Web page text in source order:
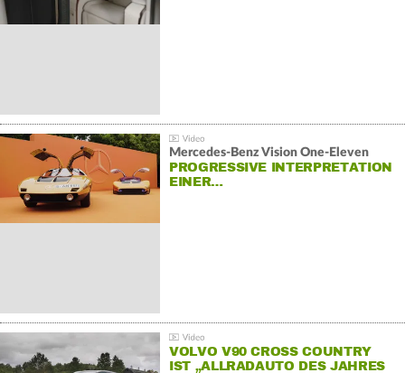
Mercedes-Benz Vision One-Eleven
PROGRESSIVE INTERPRETATION
EINER…
VOLVO V90 CROSS COUNTRY
IST „ALLRADAUTO DES JAHRES